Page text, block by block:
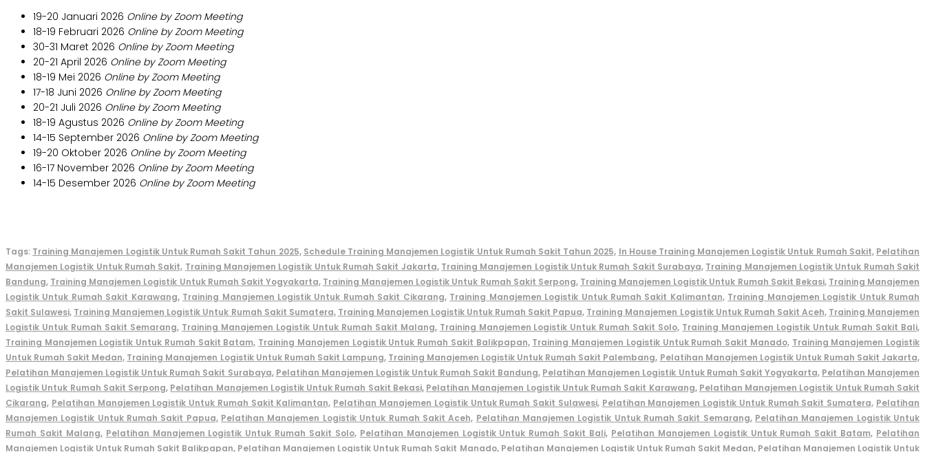
19-20 Januari 2026 Online by Zoom Meeting
18-19 Februari 2026 Online by Zoom Meeting
30-31 Maret 2026 Online by Zoom Meeting
20-21 April 2026 Online by Zoom Meeting
18-19 Mei 2026 Online by Zoom Meeting
17-18 Juni 2026 Online by Zoom Meeting
20-21 Juli 2026 Online by Zoom Meeting
18-19 Agustus 2026 Online by Zoom Meeting
14-15 September 2026 Online by Zoom Meeting
19-20 Oktober 2026 Online by Zoom Meeting
16-17 November 2026 Online by Zoom Meeting
14-15 Desember 2026 Online by Zoom Meeting
Tags: Training Manajemen Logistik Untuk Rumah Sakit Tahun 2025, Schedule Training Manajemen Logistik Untuk Rumah Sakit Tahun 2025, In House Training Manajemen Logistik Untuk Rumah Sakit, Pelatihan
Manajemen Logistik Untuk Rumah Sakit, Training Manajemen Logistik Untuk Rumah Sakit Jakarta, Training Manajemen Logistik Untuk Rumah Sakit Surabaya, Training Manajemen Logistik Untuk Rumah Sakit
Bandung, Training Manajemen Logistik Untuk Rumah Sakit Yogyakarta, Training Manajemen Logistik Untuk Rumah Sakit Serpong, Training Manajemen Logistik Untuk Rumah Sakit Bekasi, Training Manajemen
Logistik Untuk Rumah Sakit Karawang, Training Manajemen Logistik Untuk Rumah Sakit Cikarang, Training Manajemen Logistik Untuk Rumah Sakit Kalimantan, Training Manajemen Logistik Untuk Rumah
Sakit Sulawesi, Training Manajemen Logistik Untuk Rumah Sakit Sumatera, Training Manajemen Logistik Untuk Rumah Sakit Papua, Training Manajemen Logistik Untuk Rumah Sakit Aceh, Training Manajemen
Logistik Untuk Rumah Sakit Semarang, Training Manajemen Logistik Untuk Rumah Sakit Malang, Training Manajemen Logistik Untuk Rumah Sakit Solo, Training Manajemen Logistik Untuk Rumah Sakit Bali,
Training Manajemen Logistik Untuk Rumah Sakit Batam, Training Manajemen Logistik Untuk Rumah Sakit Balikpapan, Training Manajemen Logistik Untuk Rumah Sakit Manado, Training Manajemen Logistik
Untuk Rumah Sakit Medan, Training Manajemen Logistik Untuk Rumah Sakit Lampung, Training Manajemen Logistik Untuk Rumah Sakit Palembang, Pelatihan Manajemen Logistik Untuk Rumah Sakit Jakarta,
Pelatihan Manajemen Logistik Untuk Rumah Sakit Surabaya, Pelatihan Manajemen Logistik Untuk Rumah Sakit Bandung, Pelatihan Manajemen Logistik Untuk Rumah Sakit Yogyakarta, Pelatihan Manajemen
Logistik Untuk Rumah Sakit Serpong, Pelatihan Manajemen Logistik Untuk Rumah Sakit Bekasi, Pelatihan Manajemen Logistik Untuk Rumah Sakit Karawang, Pelatihan Manajemen Logistik Untuk Rumah Sakit
Cikarang, Pelatihan Manajemen Logistik Untuk Rumah Sakit Kalimantan, Pelatihan Manajemen Logistik Untuk Rumah Sakit Sulawesi, Pelatihan Manajemen Logistik Untuk Rumah Sakit Sumatera, Pelatihan
Manajemen Logistik Untuk Rumah Sakit Papua, Pelatihan Manajemen Logistik Untuk Rumah Sakit Aceh, Pelatihan Manajemen Logistik Untuk Rumah Sakit Semarang, Pelatihan Manajemen Logistik Untuk
Rumah Sakit Malang, Pelatihan Manajemen Logistik Untuk Rumah Sakit Solo, Pelatihan Manajemen Logistik Untuk Rumah Sakit Bali, Pelatihan Manajemen Logistik Untuk Rumah Sakit Batam, Pelatihan
Manajemen Logistik Untuk Rumah Sakit Balikpapan, Pelatihan Manajemen Logistik Untuk Rumah Sakit Manado, Pelatihan Manajemen Logistik Untuk Rumah Sakit Medan, Pelatihan Manajemen Logistik Untuk